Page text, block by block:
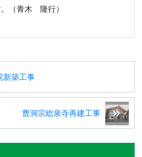
（青木 隆行）
新築工事
曹洞宗総泉寺再建工事